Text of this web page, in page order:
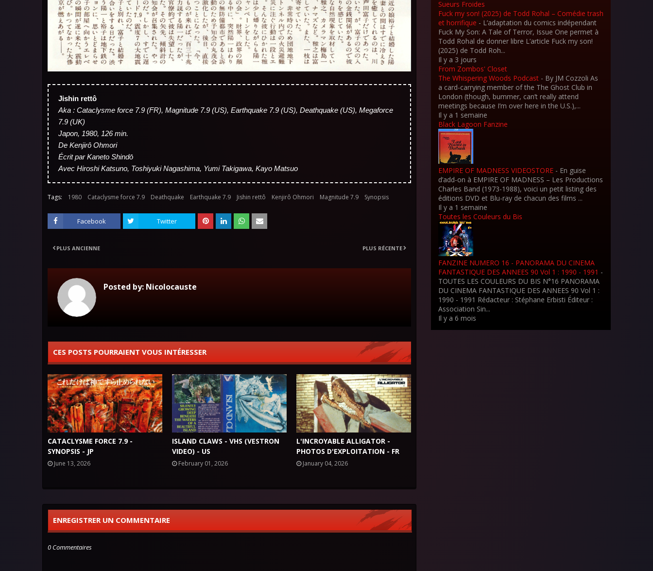
Jishin rettô
Aka : Cataclysme force 7.9 (FR), Magnitude 7.9 (US), Earthquake 7.9 (US), Deathquake (US), Megaforce
7.9 (UK)
Japon, 1980, 126 min.
De Kenjirô Ohmori
Écrit par Kaneto Shindō
Avec Hiroshi Katsuno, Toshiyuki Nagashima, Yumi Takigawa, Kayo Matsuo
Tags: 1980 Cataclysme force 7.9 Deathquake Earthquake 7.9 Jishin rettô Kenjirô Ohmori Magnitude 7.9 Synopsis
Facebook Twitter
PLUS RÉCENTE
PLUS ANCIENNE
Posted by: Nicolocauste
CES POSTS POURRAIENT VOUS INTÉRESSER
CATACLYSME FORCE 7.9 -
SYNOPSIS - JP
June 13, 2026
ISLAND CLAWS - VHS (VESTRON
VIDEO) - US
February 01, 2026
L'INCROYABLE ALLIGATOR -
PHOTOS D'EXPLOITATION - FR
January 04, 2026
ENREGISTRER UN COMMENTAIRE
0 Commentaires
Sueurs Froides
Fuck my son! (2025) de Todd Rohal – Comédie trash
et horrifique - L’adaptation du comics indépendant
Fuck My Son: A Tale of Terror, Issue One permet à
Todd Rohal de donner libre L’article Fuck my son!
(2025) de Todd Roh...
Il y a 3 jours
From Zombos' Closet
The Whispering Woods Podcast - By JM Cozzoli As
a card-carrying member of the The Ghost Club in
London (though, bummer, can’t really attend
meetings because I’m over here in the U.S.),...
Il y a 1 semaine
Black Lagoon Fanzine
EMPIRE OF MADNESS VIDEOSTORE - En guise
d’add-on à EMPIRE OF MADNESS – Les Productions
Charles Band (1973-1988), voici un petit listing des
éditions DVD et Blu-ray de chacun des films ...
Il y a 1 semaine
Toutes les Couleurs du Bis
FANZINE NUMERO 16 - PANORAMA DU CINEMA
FANTASTIQUE DES ANNEES 90 Vol 1 : 1990 - 1991 -
TOUTES LES COULEURS DU BIS N°16 PANORAMA
DU CINEMA FANTASTIQUE DES ANNEES 90 Vol 1 :
1990 - 1991 Rédacteur : Stéphane Erbisti Éditeur :
Association Sin...
Il y a 6 mois